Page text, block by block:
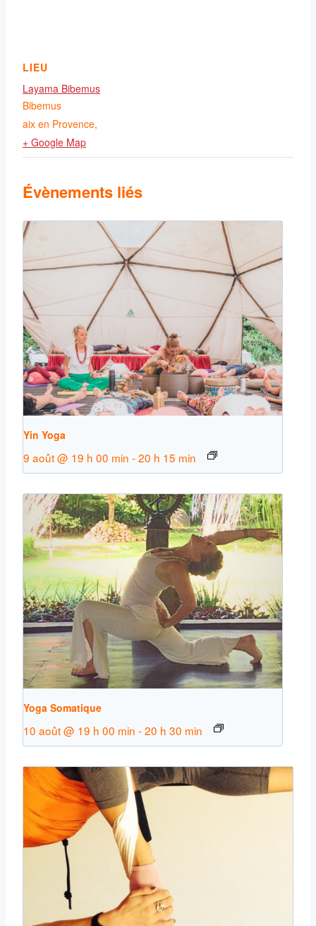
LIEU
Layama Bibemus
Bibemus
aix en Provence,
+ Google Map
Évènements liés
Yin Yoga
9 août @ 19 h 00 min -20 h 15 min
Yoga Somatique
10 août @ 19 h 00 min -20 h 30 min